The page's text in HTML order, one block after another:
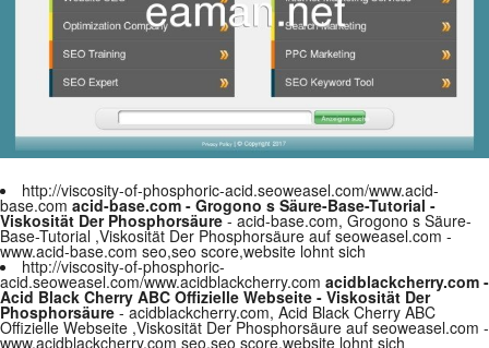
http://viscosity-of-phosphoric-acid.seoweasel.com/www.acid-
base.com acid-base.com - Grogono s Säure-Base-Tutorial -
Viskosität Der Phosphorsäure- acid-base.com, Grogono s Säure-
Base-Tutorial ,Viskosität Der Phosphorsäure auf seoweasel.com -
www.acid-base.com seo,seo score,website lohnt sich
http://viscosity-of-phosphoric-
acid.seoweasel.com/www.acidblackcherry.com acidblackcherry.com -
Acid Black Cherry ABC Offizielle Webseite - Viskosität Der
Phosphorsäure - acidblackcherry.com, Acid Black Cherry ABC
Offizielle Webseite ,Viskosität Der Phosphorsäure auf seoweasel.com -
www.acidblackcherry.com seo,seo score,website lohnt sich